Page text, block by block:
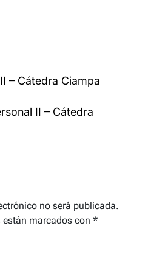
– Cátedra Ciampa
II – Cátedra
no será publicada.
marcados con *